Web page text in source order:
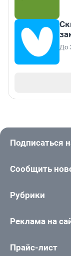
До
Подписаться
Сообщить
Рубрики
Реклама на
Прайс-лист